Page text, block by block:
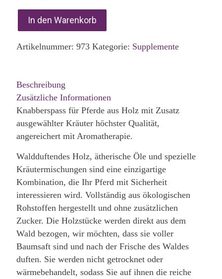
In den Warenkorb
Artikelnummer: 973 Kategorie: Supplemente
Beschreibung
Zusätzliche Informationen
Knabberspass für Pferde aus Holz mit Zusatz
ausgewählter Kräuter höchster Qualität,
angereichert mit Aromatherapie.
Waldduftendes Holz, ätherische Öle und spezielle
Kräutermischungen sind eine einzigartige
Kombination, die Ihr Pferd mit Sicherheit
interessieren wird. Vollständig aus ökologischen
Rohstoffen hergestellt und ohne zusätzlichen
Zucker. Die Holzstücke werden direkt aus dem
Wald bezogen, wir möchten, dass sie voller
Baumsaft sind und nach der Frische des Waldes
duften. Sie werden nicht getrocknet oder
wärmebehandelt, sodass Sie auf ihnen die reiche